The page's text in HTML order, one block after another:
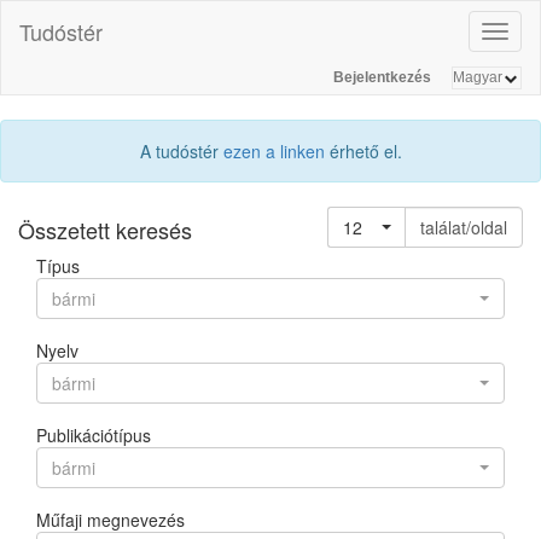
Tudóstér
Bejelentkezés
A tudóstér ezen a linken érhető el.
Összetett keresés 12
találat/oldal
Típus
bármi
Nyelv
bármi
Publikációtípus
bármi
Műfaji megnevezés